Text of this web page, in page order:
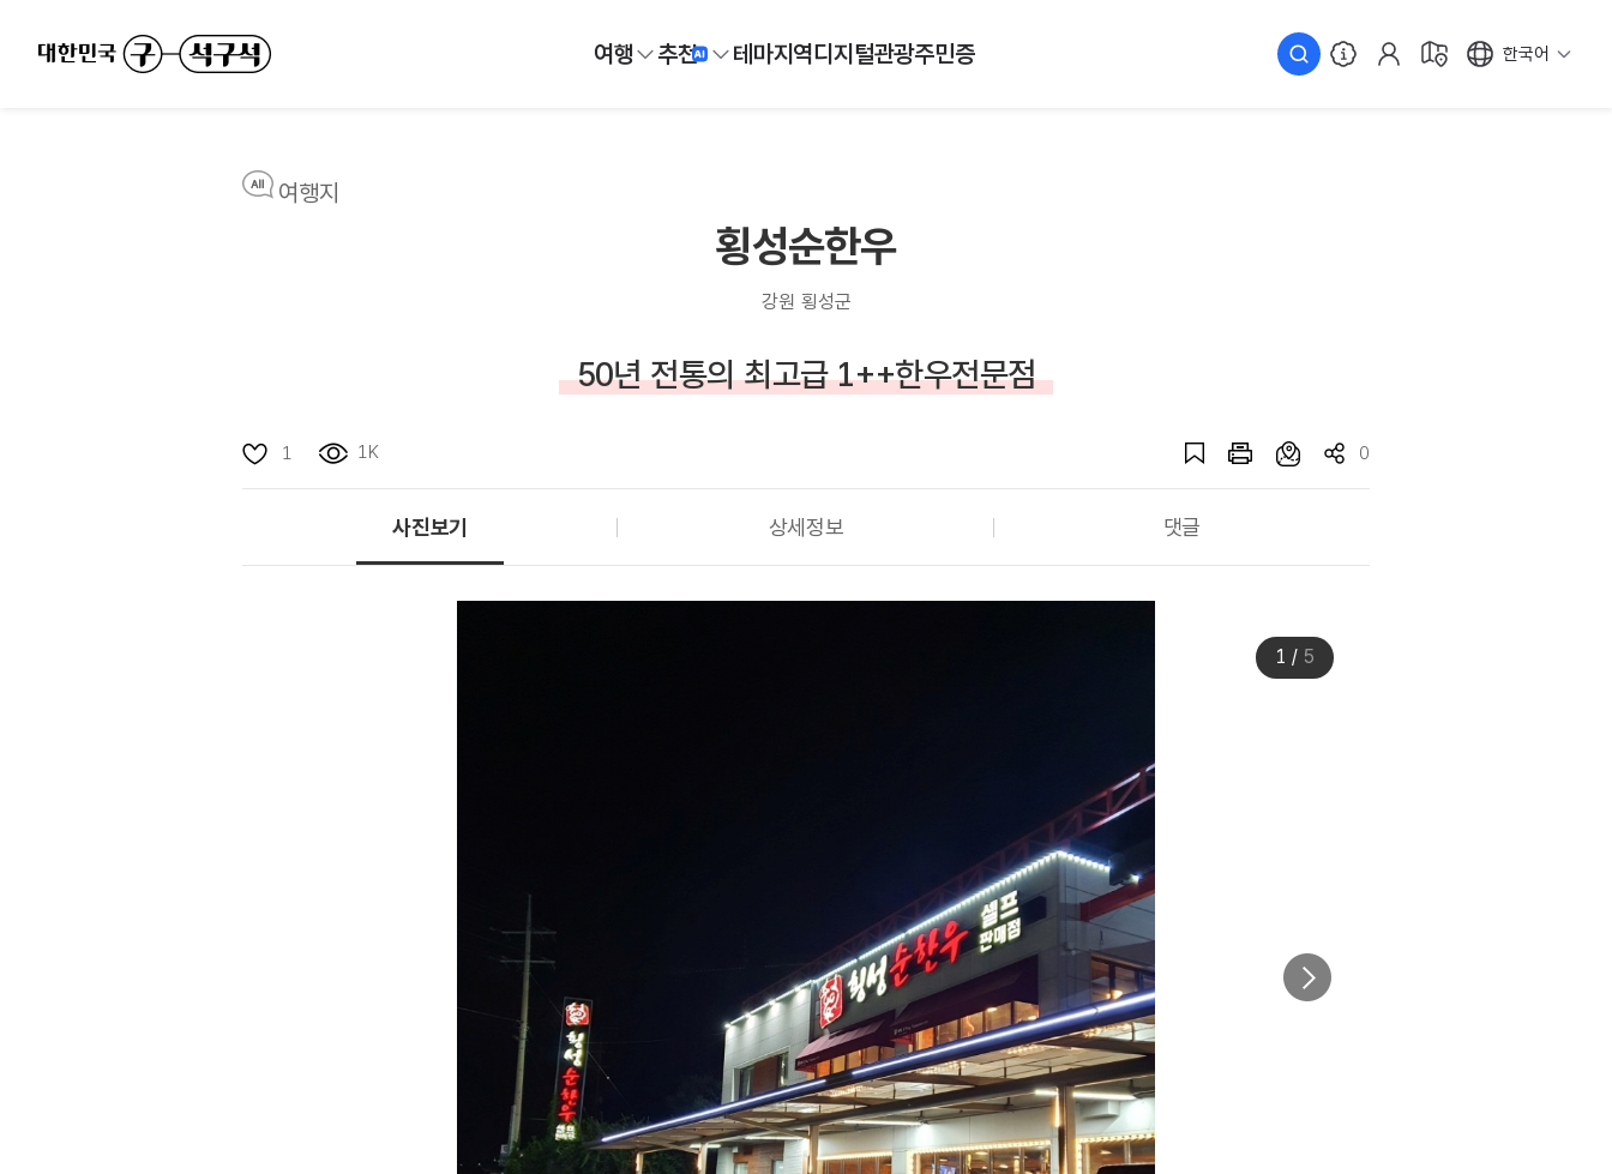
여행 추천 테마지역디지털관광주민증 한국어
여행지
횡성순한우
강원 횡성군
50년 전통의 최고급 1++한우전문점
1 1K 0
사진보기 상세정보 댓글
1 / 5